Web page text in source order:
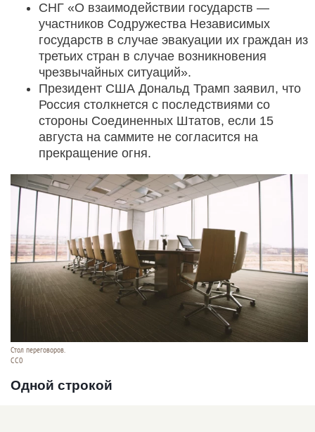
СНГ «О взаимодействии государств —
участников Содружества Независимых
государств в случае эвакуации их граждан из
третьих стран в случае возникновения
чрезвычайных ситуаций».
Президент США Дональд Трамп заявил, что
Россия столкнется с последствиями со
стороны Соединенных Штатов, если 15
августа на саммите не согласится на
прекращение огня.
Стол переговоров.
CC0
Одной строкой